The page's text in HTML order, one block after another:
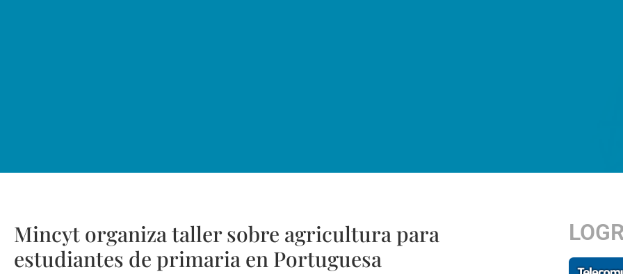
Mincyt organiza taller sobre agricultura para
estudiantes de primaria en Portuguesa